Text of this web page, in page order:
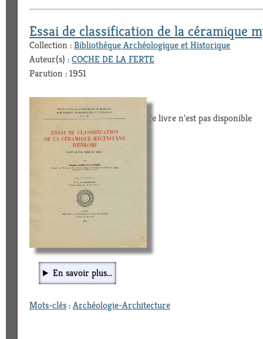
Essai de classification de la céramique
Collection :Bibliothèque Archéologique et Historique
Auteur(s) :COCHE DE LA FERTE
Parution : 1951
Ce livre n'est pas disponible
En savoir plus...
Mots-clés:Archéologie-Architecture